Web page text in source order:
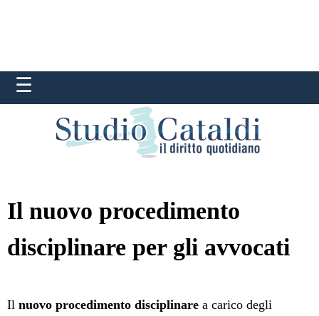
Il nuovo procedimento
disciplinare per gli avvocati
Ilnuovo procedimento disciplinare a carico degli